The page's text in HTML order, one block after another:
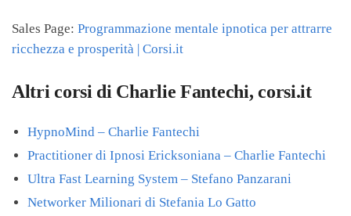
Sales Page: Programmazione mentale ipnotica per attrarre
ricchezza e prosperità | Corsi.it
Altri corsi di Charlie Fantechi, corsi.it
HypnoMind – Charlie Fantechi
Practitioner di Ipnosi Ericksoniana – Charlie Fantechi
Ultra Fast Learning System – Stefano Panzarani
Networker Milionari di Stefania Lo Gatto